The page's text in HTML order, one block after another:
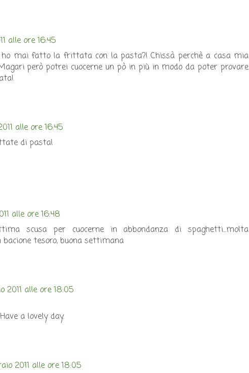
alle ore 16:45
mai fatto la frittata con la pasta?! Chissà perchè a casa mia
però potrei cuocerne un pò in più in modo da poter provare
alle ore 16:45
di pasta!
alle ore 16:48
scusa per cuocerne in abbondanza di spaghetti...molta
tesoro, buona settimana
2011 alle ore 18:05
a lovely day.
2011 alle ore 18:05